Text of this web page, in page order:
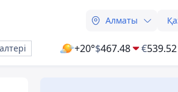
Алматы
+20°$467.48 €539.52